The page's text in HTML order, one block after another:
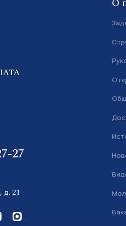
27
д. 21
О